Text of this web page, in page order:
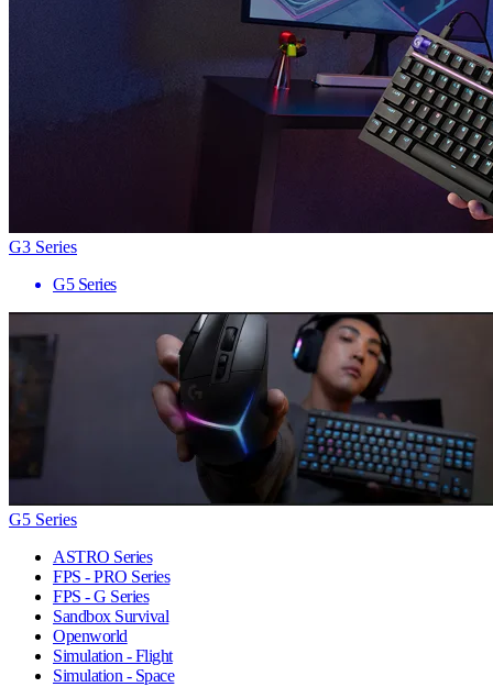
G3 Series
G5 Series
G5 Series
ASTRO Series
FPS - PRO Series
FPS - G Series
Sandbox Survival
Openworld
Simulation - Flight
Simulation - Space